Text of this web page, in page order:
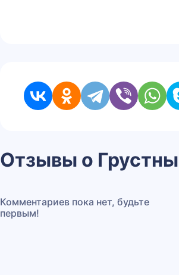
Отзывы о
Комментариев пока нет, будьте
первым!